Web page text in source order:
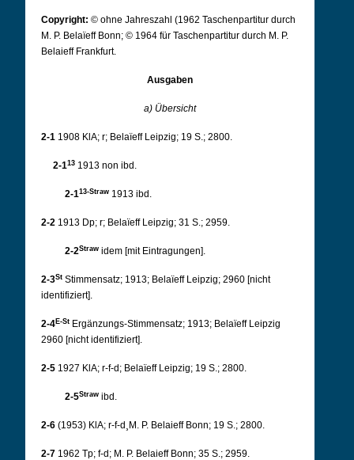
Copyright: © ohne Jahreszahl (1962 Taschenpartitur durch
M. P. Belaïeff Bonn; © 1964 für Taschenpartitur durch M. P.
Belaieff Frankfurt.
Ausgaben
a) Übersicht
2-1 1908 KlA; r; Belaïeff Leipzig; 19 S.; 2800.
2-113 1913 non ibd.
2-113-Straw 1913 ibd.
2-2 1913 Dp; r; Belaïeff Leipzig; 31 S.; 2959.
2-2Straw idem [mit Eintragungen].
2-3St Stimmensatz; 1913; Belaïeff Leipzig; 2960 [nicht
identifiziert].
2-4 E-St Ergänzungs-Stimmensatz; 1913; Belaïeff Leipzig
2960 [nicht identifiziert].
2-5 1927 KlA; r-f-d; Belaïeff Leipzig; 19 S.; 2800.
2-5Straw ibd.
2-6 (1953) KlA; r-f-d¸M. P. Belaieff Bonn; 19 S.; 2800.
2-7 1962 Tp; f-d; M. P. Belaieff Bonn; 35 S.; 2959.